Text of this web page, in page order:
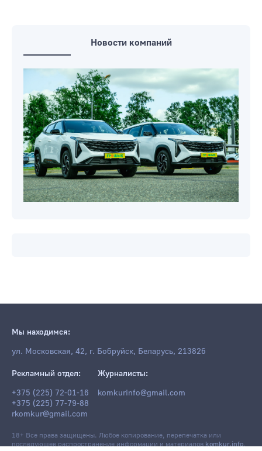
Новости компаний
Мы находимся:
ул. Московская, 42, г. Бобруйск, Беларусь, 213826
Рекламный отдел:
+375 (225) 72-01-16
+375 (225) 77-79-88
rkomkur@gmail.com
Журналисты:
komkurinfo@gmail.com
18+ Все права защищены. Любое копирование, перепечатка или
последующее распространение информации и материалов komkur.info,